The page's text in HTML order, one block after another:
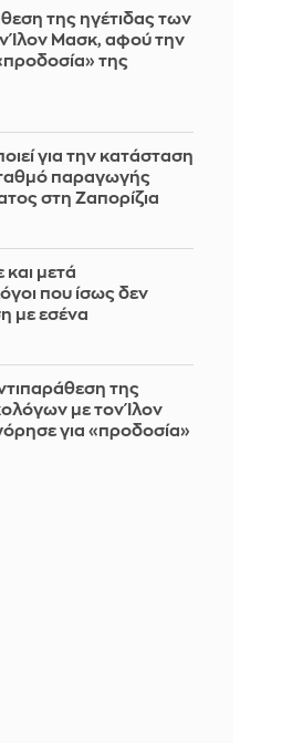
της ηγέτιδας των
Ίλον Μασκ, αφού την
της
για την κατάσταση
παραγωγής
στη Ζαπορίζια
και μετά
που ίσως δεν
με εσένα
της
με τον Ίλον
για «προδοσία»